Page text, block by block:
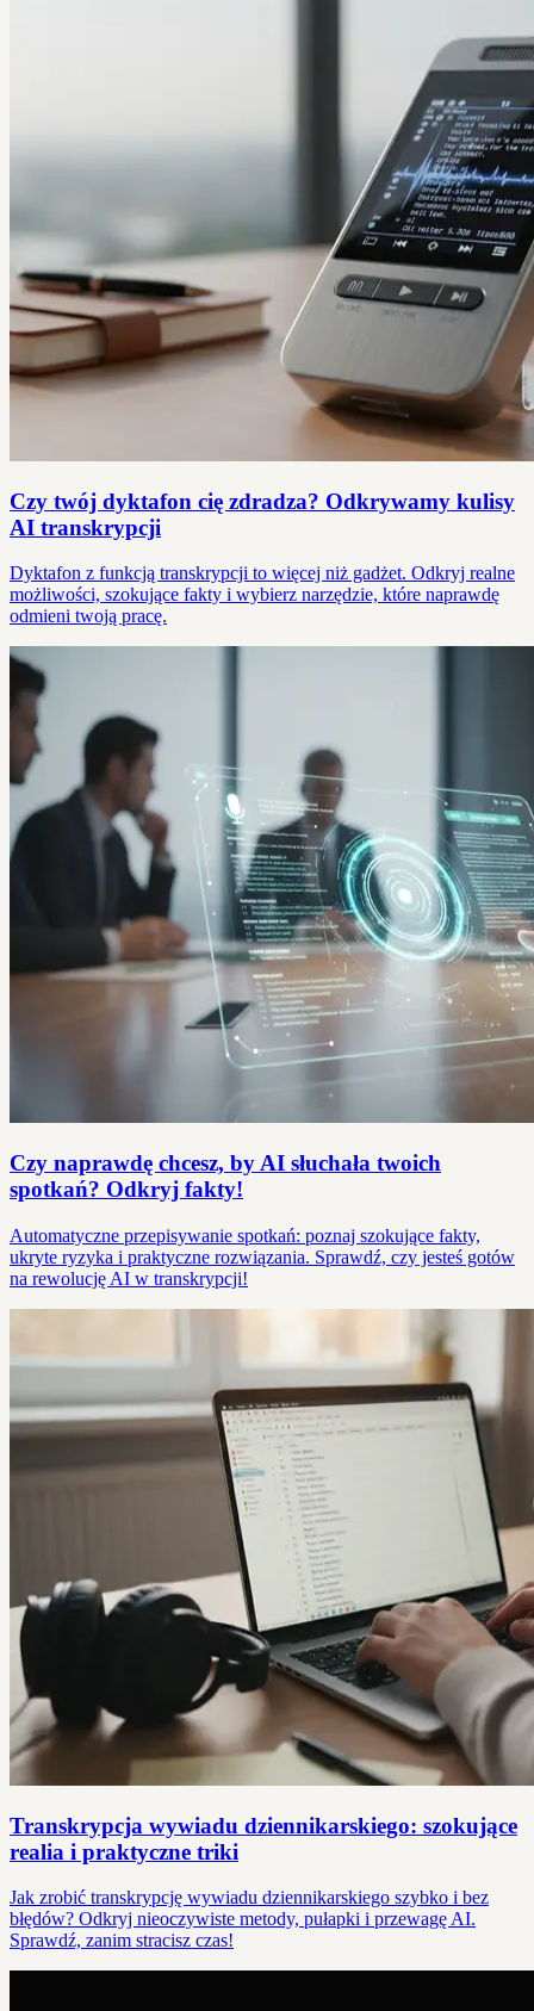
Czy twój dyktafon cię zdradza? Odkrywamy kulisy
AI transkrypcji
Dyktafon z funkcją transkrypcji to więcej niż gadżet. Odkryj realne
możliwości, szokujące fakty i wybierz narzędzie, które naprawdę
odmieni twoją pracę.
Czy naprawdę chcesz, by AI słuchała twoich
spotkań? Odkryj fakty!
Automatyczne przepisywanie spotkań: poznaj szokujące fakty,
ukryte ryzyka i praktyczne rozwiązania. Sprawdź, czy jesteś gotów
na rewolucję AI w transkrypcji!
Transkrypcja wywiadu dziennikarskiego: szokujące
realia i praktyczne triki
Jak zrobić transkrypcję wywiadu dziennikarskiego szybko i bez
błędów? Odkryj nieoczywiste metody, pułapki i przewagę AI.
Sprawdź, zanim stracisz czas!